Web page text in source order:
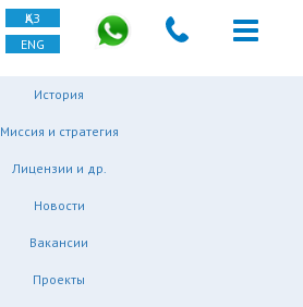
ҚАЗ
ENG
История
Миссия и стратегия
Лицензии и др.
Новости
Вакансии
Проекты